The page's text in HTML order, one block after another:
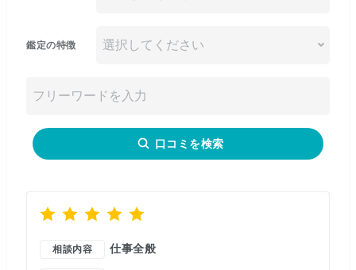
鑑定の特徴
口コミを検索
相談内容 仕事全般